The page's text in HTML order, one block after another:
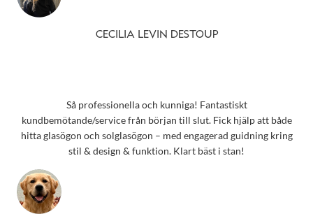
CECILIA LEVIN DESTOUP
Så professionella och kunniga! Fantastiskt
kundbemötande/service från början till slut. Fick hjälp att både
hitta glasögon och solglasögon – med engagerad guidning kring
stil & design & funktion. Klart bäst i stan!